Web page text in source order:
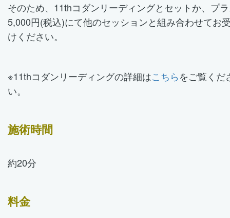
そのため、11thコダンリーディングとセットか、プ
5,000円(税込)にて他のセッションと組み合わせてお
けください。
※11thコダンリーディングの詳細はこちらをご覧くだ
い。
施術時間
約20分
料金